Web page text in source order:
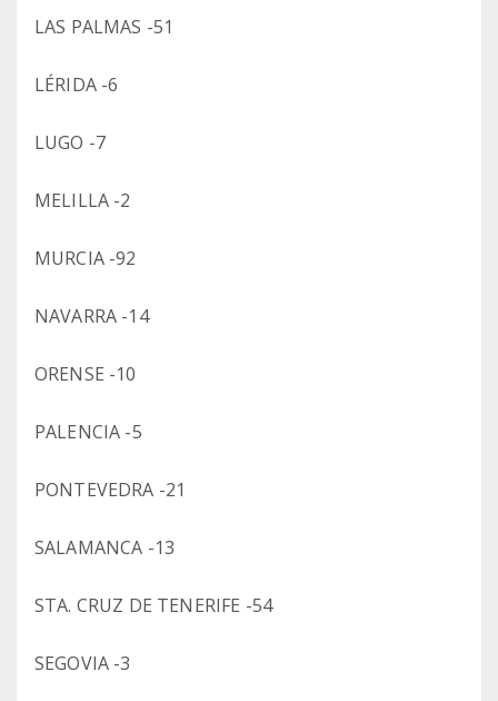
LAS PALMAS -51
LÉRIDA -6
LUGO -7
MELILLA -2
MURCIA -92
NAVARRA -14
ORENSE -10
PALENCIA -5
PONTEVEDRA -21
SALAMANCA -13
STA. CRUZ DE TENERIFE -54
SEGOVIA -3